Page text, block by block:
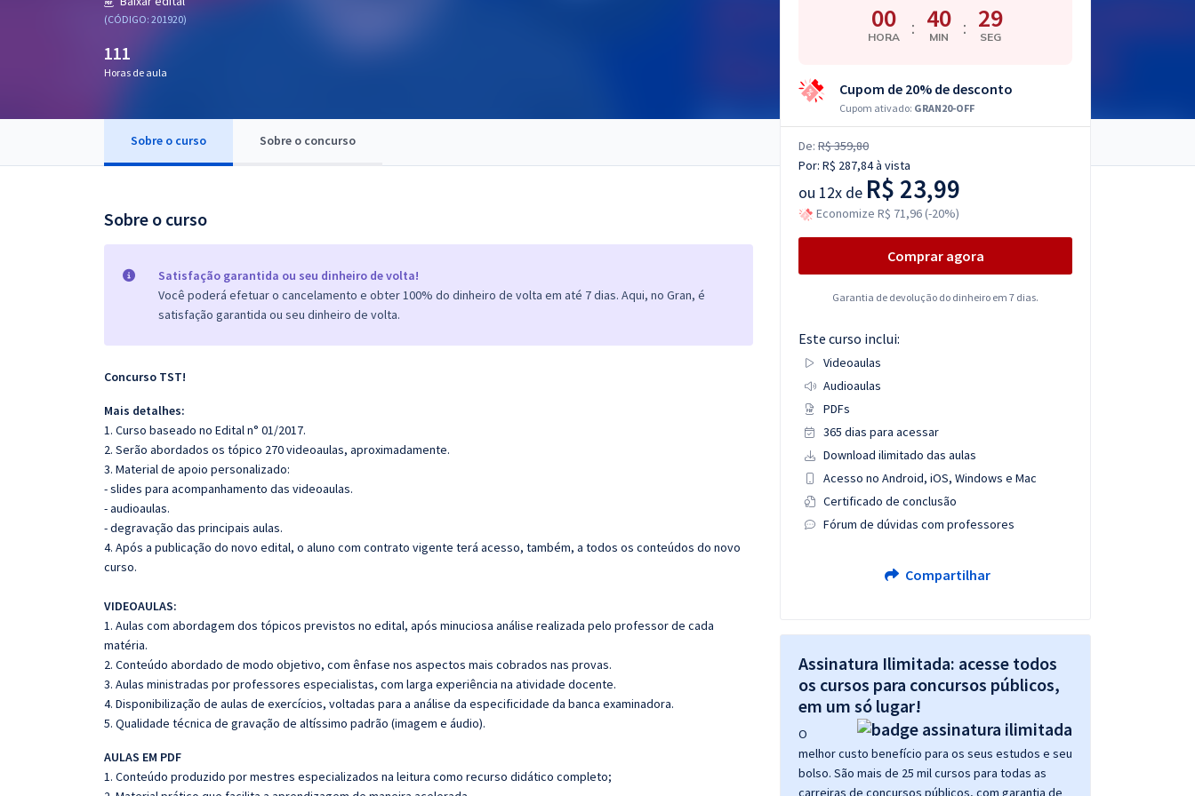
Conteúdo gratuito
(CÓDIGO: 201920)
111
Horas de aula
Sobre o curso Sobre o concurso
Sobre o curso
Satisfação garantida ou seu dinheiro de volta!
Você poderá efetuar o cancelamento e obter 100% do dinheiro de volta em até 7 dias. Aqui, no Gran, é
satisfação garantida ou seu dinheiro de volta.
Concurso TST!
Mais detalhes:
1. Curso baseado no Edital n° 01/2017.
2. Serão abordados os tópico 270 videoaulas, aproximadamente.
3. Material de apoio personalizado:
- slides para acompanhamento das videoaulas.
- audioaulas.
- degravação das principais aulas.
4. Após a publicação do novo edital, o aluno com contrato vigente terá acesso, também, a todos os conteúdos do novo
curso.
VIDEOAULAS:
1. Aulas com abordagem dos tópicos previstos no edital, após minuciosa análise realizada pelo professor de cada
matéria.
2. Conteúdo abordado de modo objetivo, com ênfase nos aspectos mais cobrados nas provas.
3. Aulas ministradas por professores especialistas, com larga experiência na atividade docente.
4. Disponibilização de aulas de exercícios, voltadas para a análise da especificidade da banca examinadora.
5. Qualidade técnica de gravação de altíssimo padrão (imagem e áudio).
AULAS EM PDF
1. Conteúdo produzido por mestres especializados na leitura como recurso didático completo;
00
HORA : 40
MIN : 28
SEG
Cupom de 20% de desconto
Cupom ativado: GRAN20-OFF
De: R$ 359,80
Por: R$ 287,84à vista
ou 12x de R$ 23,99
Economize R$ 71,96 (-20%)
Comprar agora
Garantia de devolução do dinheiro em 7 dias.
Este curso inclui:
Videoaulas
Audioaulas
PDFs
365 dias para acessar
Download ilimitado das aulas
Acesso no Android, iOS, Windows e Mac
Certificado de conclusão
Fórum de dúvidas com professores
Compartilhar
Assinatura Ilimitada: acesse todos
os cursos para concursos públicos,
em um só lugar!
O
melhor custo benefício para os seus estudos e seu
bolso. São mais de 25 mil cursos para todas as
carreiras de concursos públicos, com garantia de